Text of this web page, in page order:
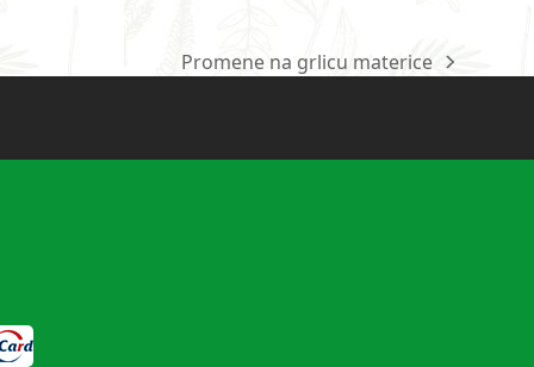
next
Promene na grlicu materice